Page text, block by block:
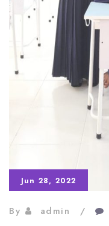
Jun 28, 2022
By admin